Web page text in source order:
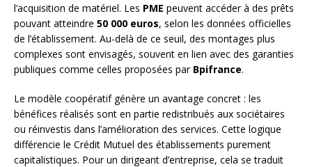
l’acquisition de matériel. Les PME peuvent accéder à des prêts
pouvant atteindre 50 000 euros, selon les données officielles
de l’établissement. Au-delà de ce seuil, des montages plus
complexes sont envisagés, souvent en lien avec des garanties
publiques comme celles proposées par Bpifrance.
Le modèle coopératif génère un avantage concret : les
bénéfices réalisés sont en partie redistribués aux sociétaires
ou réinvestis dans l’amélioration des services. Cette logique
différencie le Crédit Mutuel des établissements purement
capitalistiques. Pour un dirigeant d’entreprise, cela se traduit